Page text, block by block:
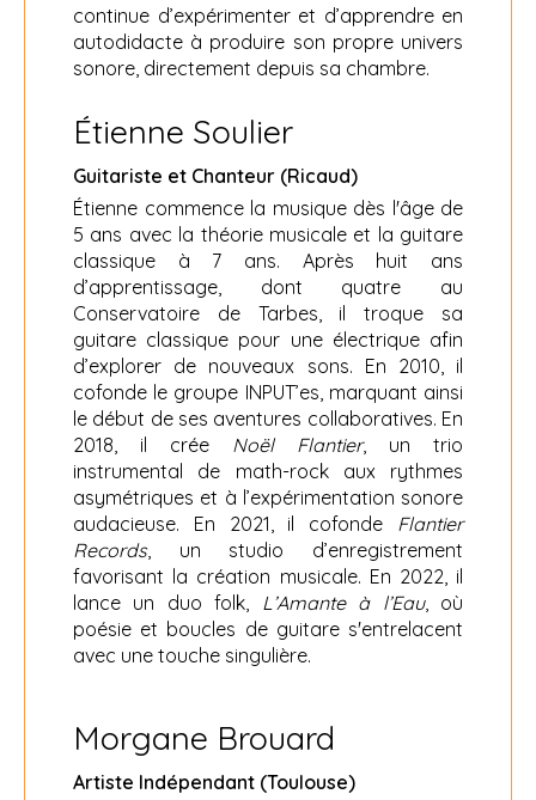
continue d’expérimenter et d’apprendre en
autodidacte à produire son propre univers
sonore, directement depuis sa chambre.
Étienne Soulier
Guitariste et Chanteur (Ricaud)
Étienne commence la musique dès l'âge de
5 ans avec la théorie musicale et la guitare
classique à 7 ans. Après huit ans
d’apprentissage, dont quatre au
Conservatoire de Tarbes, il troque sa
guitare classique pour une électrique afin
d’explorer de nouveaux sons. En 2010, il
cofonde le groupe INPUT’es, marquant ainsi
le début de ses aventures collaboratives. En
2018, il crée Noël Flantier, un trio
instrumental de math-rock aux rythmes
asymétriques et à l’expérimentation sonore
audacieuse. En 2021, il cofonde Flantier
Records, un studio d’enregistrement
favorisant la création musicale. En 2022, il
lance un duo folk, L’Amante à l’Eau, où
poésie et boucles de guitare s'entrelacent
avec une touche singulière.
Morgane Brouard
Artiste Indépendant (Toulouse)